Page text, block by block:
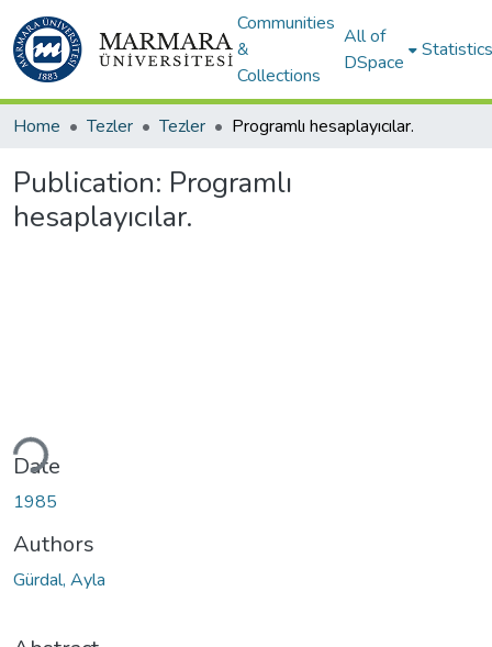
Communities
&
Collections
All of
DSpace
Statistics
Home Tezler Tezler Programlı hesaplayıcılar.
Publication: Programlı
hesaplayıcılar.
Date
1985
Authors
Gürdal, Ayla